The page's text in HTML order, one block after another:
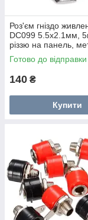
Роз'єм гніздо
DC099 5.5x2.1мм,
різзю на панель,
Готово до відправки
140 ₴
Купити